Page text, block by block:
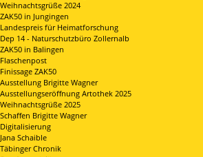
Weihnachtsgrüße 2024
ZAK50 in Jungingen
Landespreis für Heimatforschung
Dep 14 - Naturschutzbüro Zollernalb
ZAK50 in Balingen
Flaschenpost
Finissage ZAK50
Ausstellung Brigitte Wagner
Ausstellungseröffnung Artothek 2025
Weihnachtsgrüße 2025
Schaffen Brigitte Wagner
Digitalisierung
Jana Schaible
Täbinger Chronik